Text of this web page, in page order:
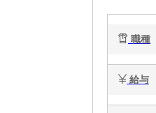
職種
給与